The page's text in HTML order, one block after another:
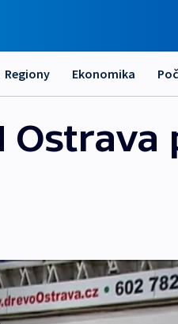
Regiony Ekonomika
Ostrava